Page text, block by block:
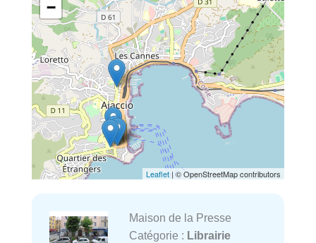
−
Leaflet| © OpenStreetMap contributors
Maison de la Presse
Catégorie : Librairie